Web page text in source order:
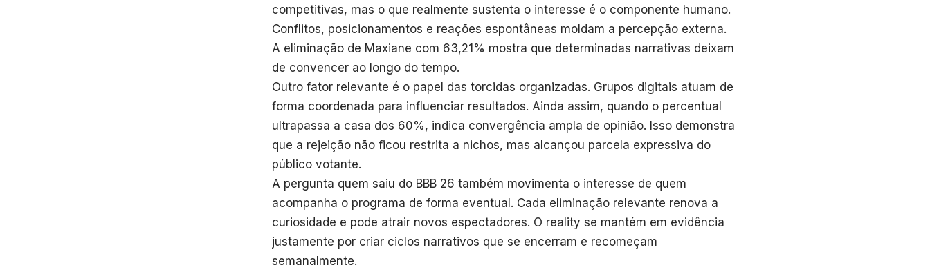
competitivas, mas o que realmente sustenta o interesse é o componente humano.
Conflitos, posicionamentos e reações espontâneas moldam a percepção externa.
A eliminação de Maxiane com 63,21% mostra que determinadas narrativas deixam
de convencer ao longo do tempo.
Outro fator relevante é o papel das torcidas organizadas. Grupos digitais atuam de
forma coordenada para influenciar resultados. Ainda assim, quando o percentual
ultrapassa a casa dos 60%, indica convergência ampla de opinião. Isso demonstra
que a rejeição não ficou restrita a nichos, mas alcançou parcela expressiva do
público votante.
A pergunta quem saiu do BBB 26 também movimenta o interesse de quem
acompanha o programa de forma eventual. Cada eliminação relevante renova a
curiosidade e pode atrair novos espectadores. O reality se mantém em evidência
justamente por criar ciclos narrativos que se encerram e recomeçam
semanalmente.